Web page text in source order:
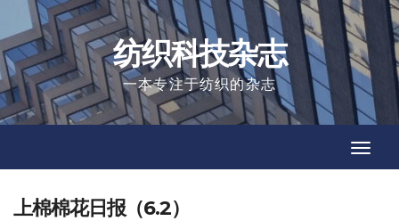
to
content
纺织科技杂志
一本专注于纺织的杂志
上棉棉花日报（6.2）